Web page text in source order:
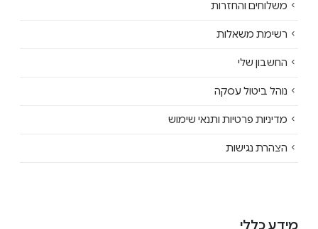
משלוחים והחזרות
רשימת משאלות
החשבון שלי
נוהל ביטול עסקה
מדיניות פרטיות ותנאי שימוש
הצהרת נגישות
מידע כללי